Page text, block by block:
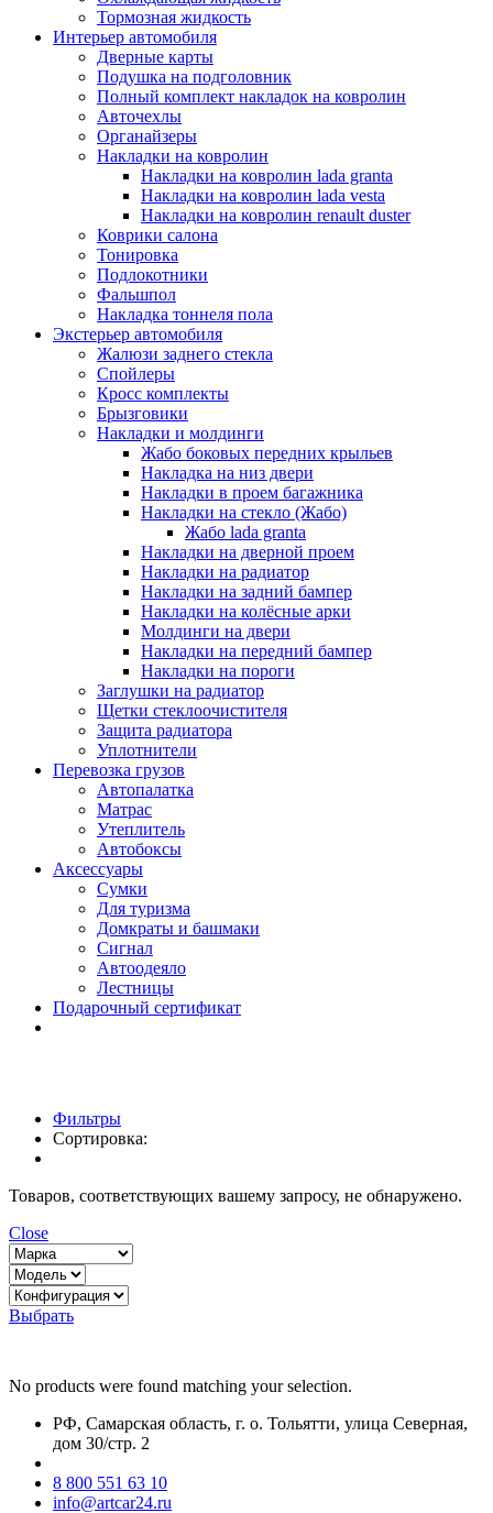
Тормозная жидкость
Интерьер автомобиля
Дверные карты
Подушка на подголовник
Полный комплект накладок на ковролин
Авточехлы
Органайзеры
Накладки на ковролин
Накладки на ковролин lada granta
Накладки на ковролин lada vesta
Накладки на ковролин renault duster
Коврики салона
Тонировка
Подлокотники
Фальшпол
Накладка тоннеля пола
Экстерьер автомобиля
Жалюзи заднего стекла
Спойлеры
Кросс комплекты
Брызговики
Накладки и молдинги
Жабо боковых передних крыльев
Накладка на низ двери
Накладки в проем багажника
Накладки на стекло (Жабо)
Жабо lada granta
Накладки на дверной проем
Накладки на радиатор
Накладки на задний бампер
Накладки на колёсные арки
Молдинги на двери
Накладки на передний бампер
Накладки на пороги
Заглушки на радиатор
Щетки стеклоочистителя
Защита радиатора
Уплотнители
Перевозка грузов
Автопалатка
Матрас
Утеплитель
Автобоксы
Аксессуары
Сумки
Для туризма
Домкраты и башмаки
Сигнал
Автоодеяло
Лестницы
Подарочный сертификат
Фильтры
Сортировка:
Товаров, соответствующих вашему запросу, не обнаружено.
Close
Выбрать
No products were found matching your selection.
РФ, Самарская область, г. о. Тольятти, улица Северная,
дом 30/стр. 2
8 800 551 63 10
info@artcar24.ru